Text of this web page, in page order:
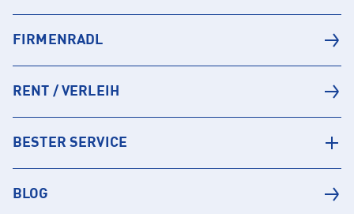
FIRMENRADL
RENT / VERLEIH
BESTER SERVICE
BLOG